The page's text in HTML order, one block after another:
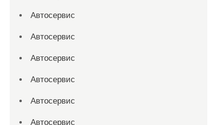
Автосервис
Автосервис
Автосервис
Автосервис
Автосервис
Автосервис